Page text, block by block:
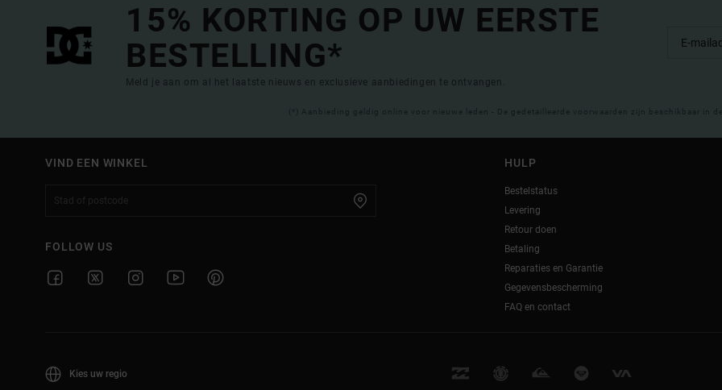
15% KORTING OP UW EERSTE
BESTELLING*
Meld je aan om al het laatste nieuws en exclusieve aanbiedingen te ontvangen.
(*) Aanbieding geldig online voor nieuwe leden - De gedetailleerde voorwaarden zijn beschikbaar in
VIND EEN WINKEL
FOLLOW US
HULP
Bestelstatus
Levering
Retour doen
Betaling
Reparaties en Garantie
Gegevensbescherming
FAQ en contact
Kies uw regio